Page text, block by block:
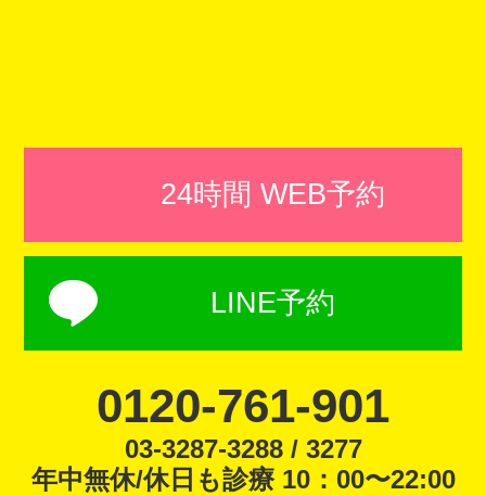
24時間 WEB予約
LINE予約
0120-761-901
03-3287-3288 / 3277
年中無休/休日も診療 10：00〜22:00